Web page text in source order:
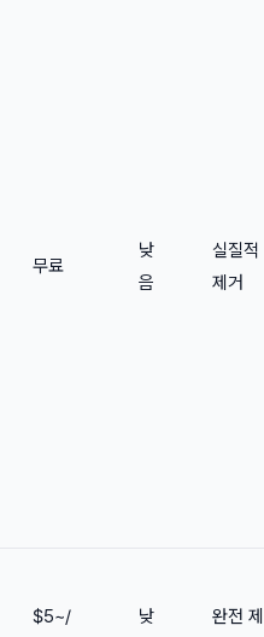
무료
낮
음
실질적
제거
$5~/ 낮 완전 제